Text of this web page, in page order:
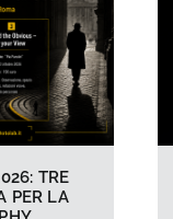
TRE
PER LA